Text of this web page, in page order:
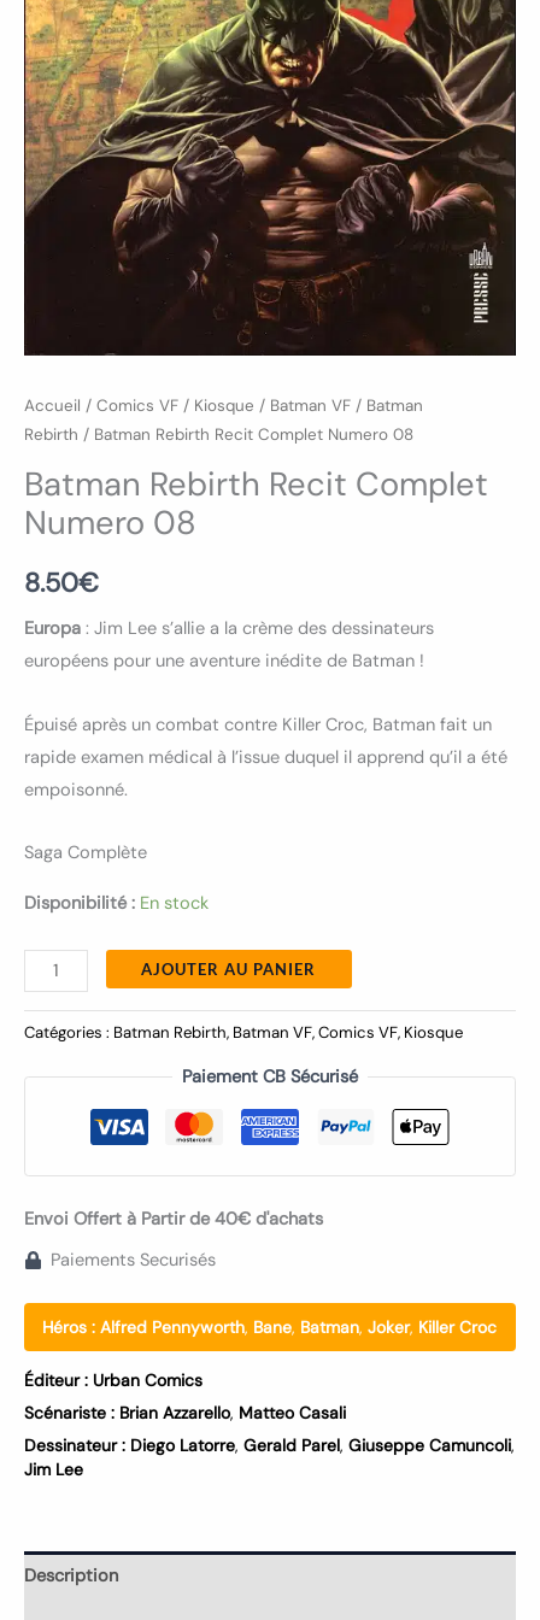
Accueil / Comics VF / Kiosque / Batman VF / Batman
Rebirth / Batman Rebirth Recit Complet Numero 08
Batman Rebirth Recit Complet
Numero 08
8.50€
Europa : Jim Lee s’allie a la crème des dessinateurs
européens pour une aventure inédite de Batman !
Épuisé après un combat contre Killer Croc, Batman fait un
rapide examen médical à l’issue duquel il apprend qu’il a été
empoisonné.
Saga Complète
Disponibilité : En stock
AJOUTER AU PANIER
Catégories : Batman Rebirth, Batman VF,Comics VF, Kiosque
Paiement CB Sécurisé
Envoi Offert à Partir de 40€ d'achats
Paiements Securisés
Héros : Alfred Pennyworth, Bane, Batman, Joker, Killer Croc
Éditeur : Urban Comics
Scénariste : Brian Azzarello, Matteo Casali
Dessinateur : Diego Latorre, Gerald Parel, Giuseppe Camuncoli,
Jim Lee
Description